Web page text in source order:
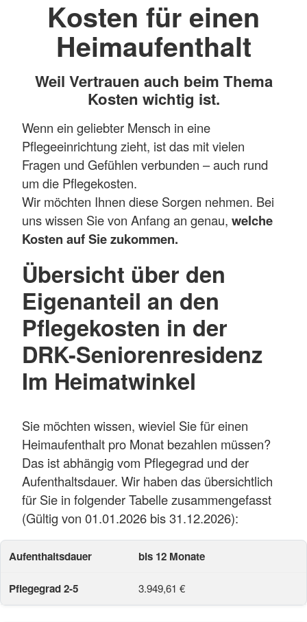
Kosten für einen
Heimaufenthalt
Weil Vertrauen auch beim Thema
Kosten wichtig ist.
Wenn ein geliebter Mensch in eine
Pflegeeinrichtung zieht, ist das mit vielen
Fragen und Gefühlen verbunden – auch rund
um die Pflegekosten.
Wir möchten Ihnen diese Sorgen nehmen. Bei
uns wissen Sie von Anfang an genau, welche
Kosten auf Sie zukommen.
Übersicht über den
Eigenanteil an den
Pflegekosten in der
DRK-Seniorenresidenz
Im Heimatwinkel
Sie möchten wissen, wieviel Sie für einen
Heimaufenthalt pro Monat bezahlen müssen?
Das ist abhängig vom Pflegegrad und der
Aufenthaltsdauer. Wir haben das übersichtlich
für Sie in folgender Tabelle zusammengefasst
(Gültig von 01.01.2026 bis 31.12.2026):
bis 12 Monate
3.949,61 €